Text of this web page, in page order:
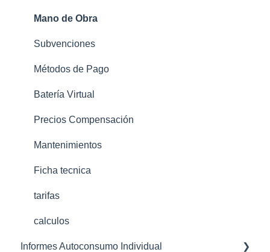
OCR Lector de factura - Formulario curvas tipo
Mano de Obra
Subvenciones
Métodos de Pago
Batería Virtual
Precios Compensación
Mantenimientos
Ficha tecnica
tarifas
calculos
Informes Autoconsumo Individual